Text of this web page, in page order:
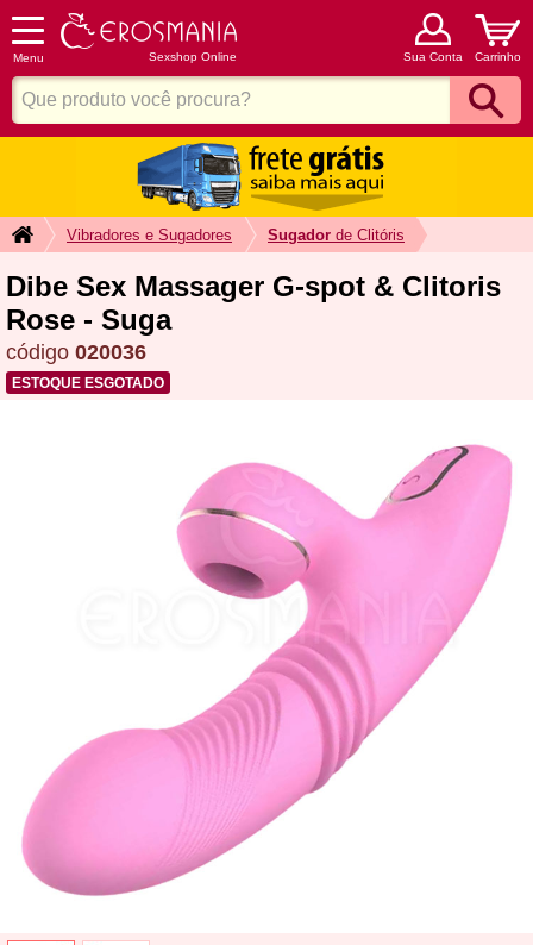
Menu Sexshop Online Sua Conta Carrinho
Vibradores e Sugadores Sugador de Clitóris
Dibe Sex Massager G-spot & Clitoris
Rose - Suga
código 020036
ESTOQUE ESGOTADO